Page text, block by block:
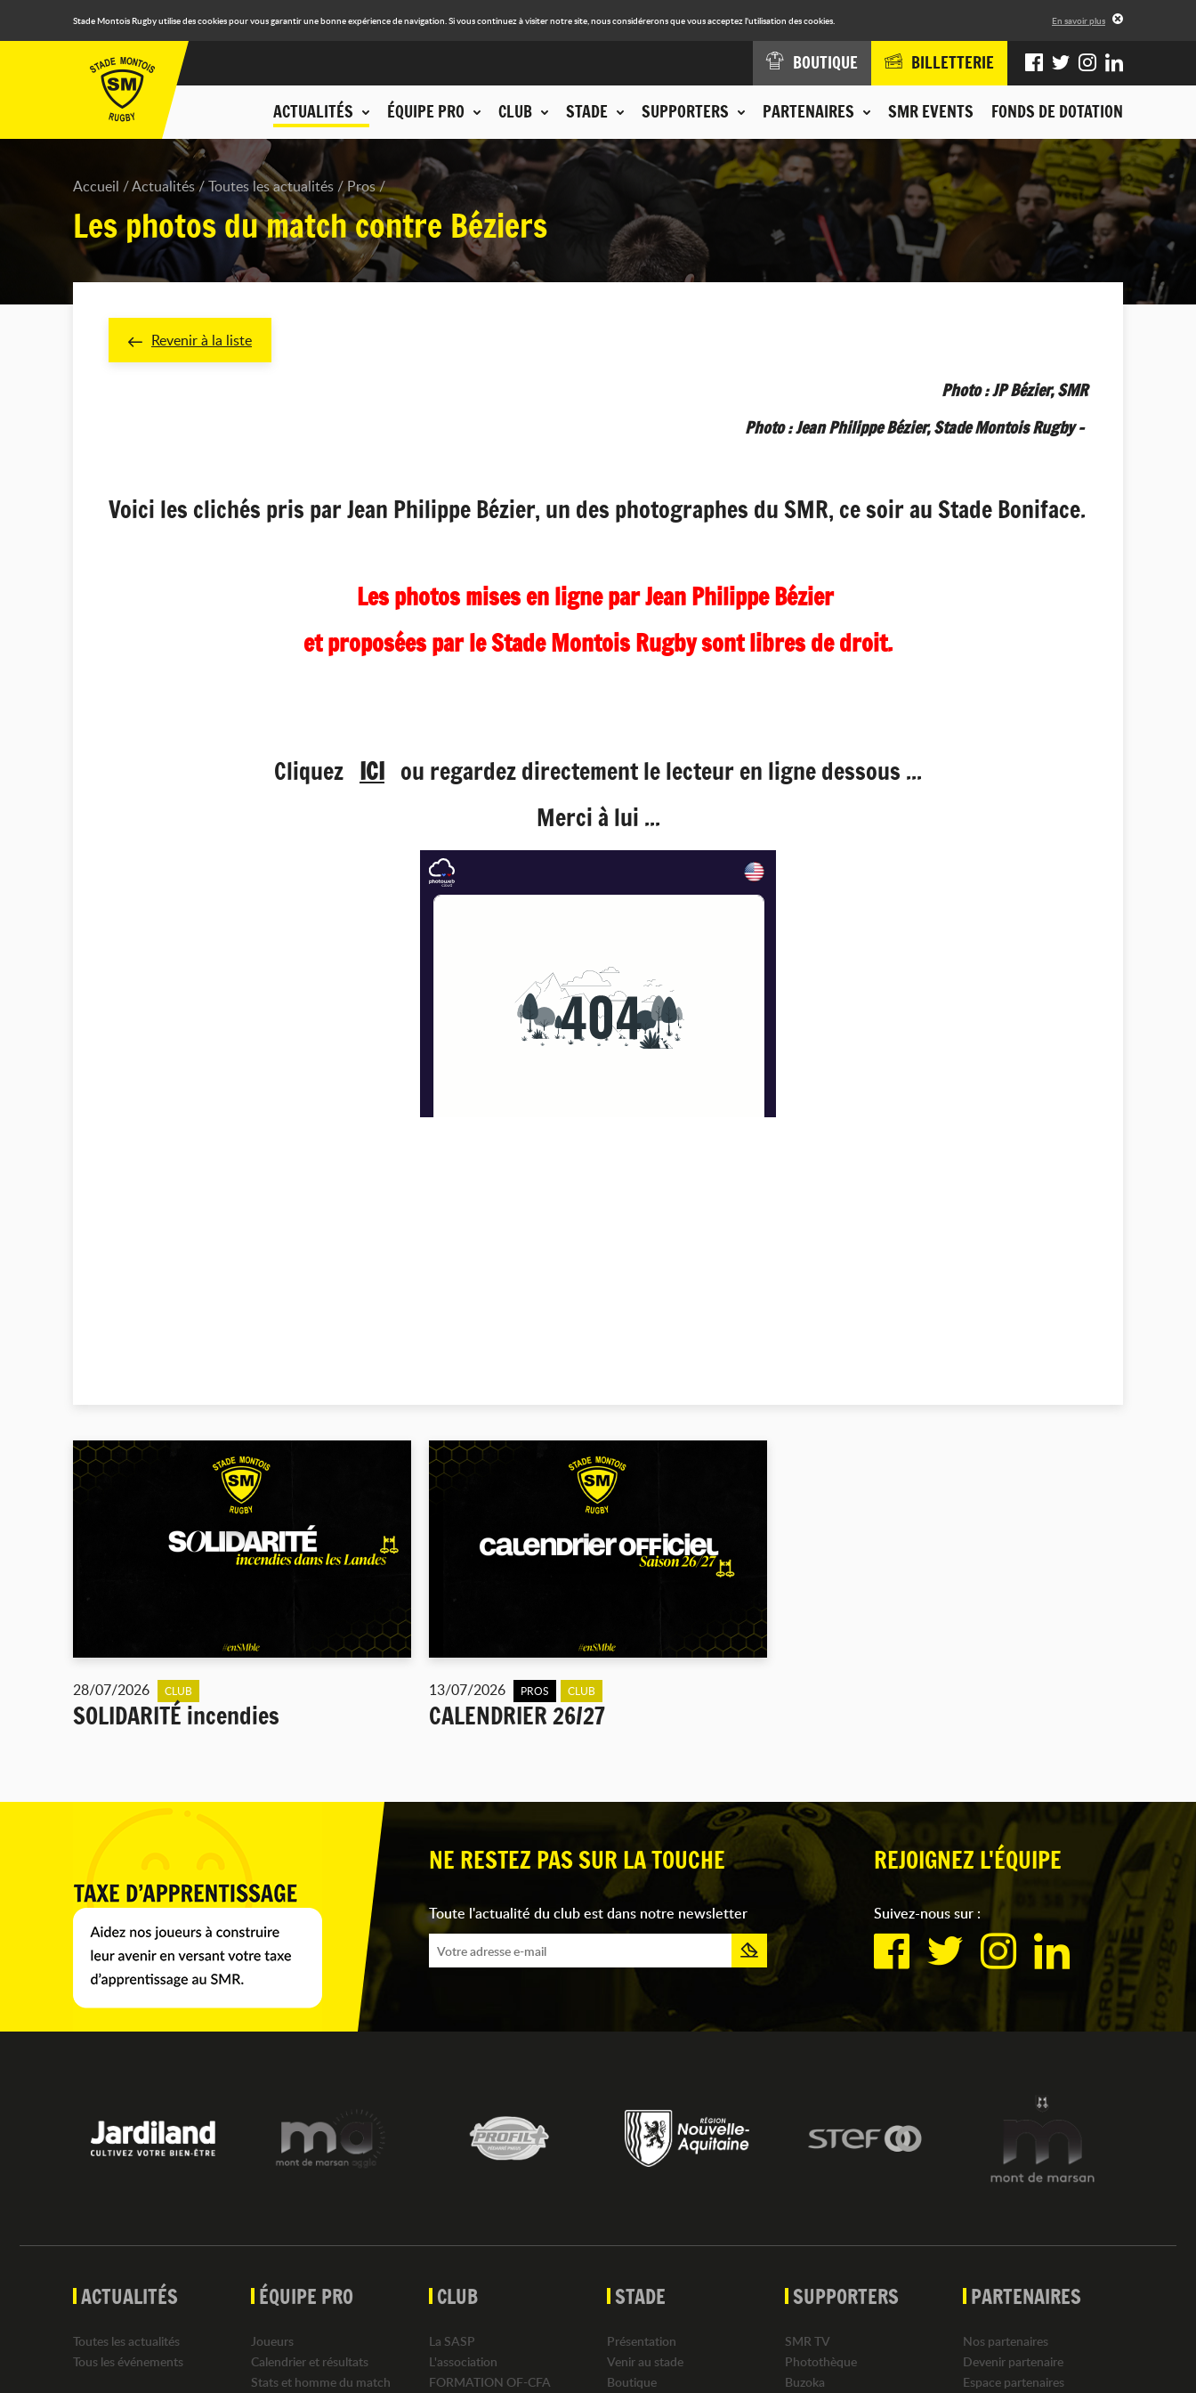
Stade Montois Rugby utilise des cookies pour vous garantir une bonne expérience de navigation. Si vous continuez à visiter notre site, nous considérerons que vous acceptez l'utilisation des cookies. En savoir plus
ACTUALITÉS ÉQUIPE PRO CLUB STADE SUPPORTERS PARTENAIRES SMR EVENTS FONDS DE DOTATION
BOUTIQUE BILLETTERIE
Accueil Actualités Toutes les actualités Pros
Les photos du match contre Béziers
Revenir à la liste
Photo : JP Bézier, SMR
Photo : Jean Philippe Bézier, Stade Montois Rugby -
Voici les clichés pris par Jean Philippe Bézier, un des photographes du SMR, ce soir au Stade Boniface.
Les photos mises en ligne par Jean Philippe Bézier
et proposées par le Stade Montois Rugby sont libres de droit.
Cliquez ICI ou regardez directement le lecteur en ligne dessous ...
Merci à lui ...
28/07/2026 CLUB
SOLIDARITÉ incendies
13/07/2026 PROS CLUB
CALENDRIER 26/27
NE RESTEZ PAS SUR LA TOUCHE
Toute l'actualité du club est dans notre newsletter
REJOIGNEZ L'ÉQUIPE
Suivez-nous sur :
ACTUALITÉS
Toutes les actualités
Tous les événements
ÉQUIPE PRO
Joueurs
Calendrier et résultats
Stats et homme du match
CLUB
La SASP
L'association
FORMATION OF-CFA
STADE
Présentation
Venir au stade
Boutique
SUPPORTERS
SMR TV
Photothèque
Buzoka
PARTENAIRES
Nos partenaires
Devenir partenaire
Espace partenaires